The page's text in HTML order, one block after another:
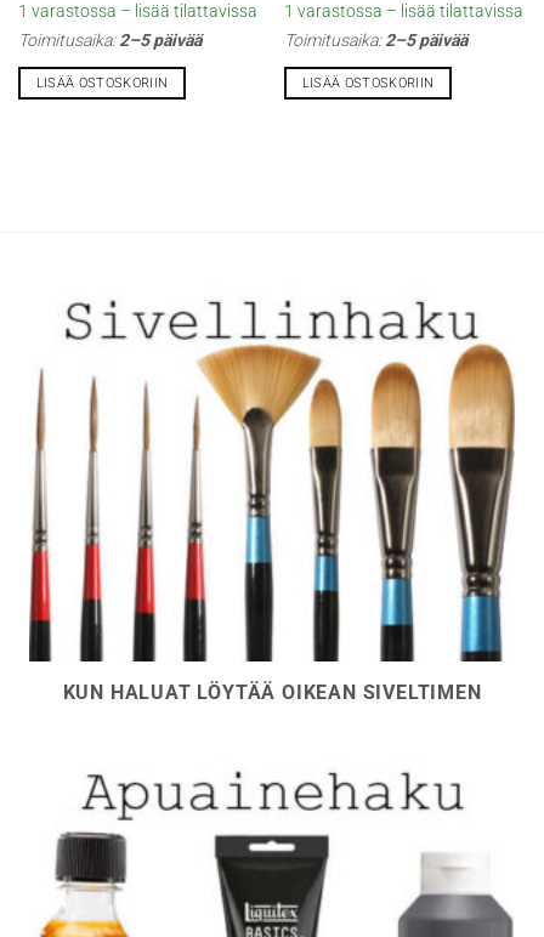
1 varastossa – lisää tilattavissa
Toimitusaika:2–5 päivää
LISÄÄ OSTOSKORIIN
1 varastossa – lisää tilattavissa
Toimitusaika:2–5 päivää
LISÄÄ OSTOSKORIIN
KUN HALUAT LÖYTÄÄ OIKEAN SIVELTIMEN